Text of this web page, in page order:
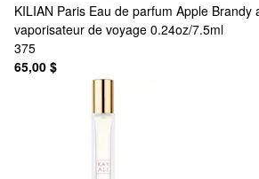
KILIAN Paris Eau de parfum Apple Brandy
vaporisateur de voyage 0.24oz/7.5ml
375
65,00 $